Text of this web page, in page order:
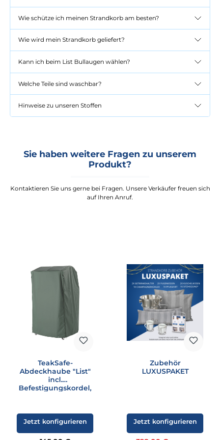
Wie schütze ich meinen Strandkorb am besten?
Wie wird mein Strandkorb geliefert?
Kann ich beim List Bullaugen wählen?
Welche Teile sind waschbar?
Hinweise zu unseren Stoffen
Sie haben weitere Fragen zu unserem
Produkt?
Kontaktieren Sie uns gerne bei Fragen. Unsere Verkäufer freuen sich
auf Ihren Anruf.
TeakSafe-
Abdeckhaube "List"
incl.
Befestigungskordel,
Jetzt konfigurieren
Zubehör
LUXUSPAKET
Jetzt konfigurieren